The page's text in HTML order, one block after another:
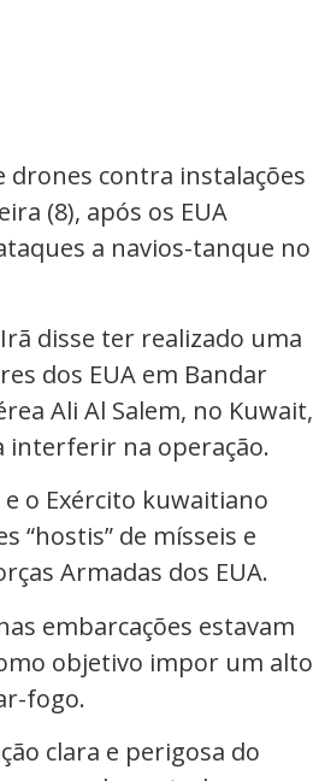
drones contra instalações
(8), após os EUA
a navios-tanque no
disse ter realizado uma
dos EUA em Bandar
Ali Al Salem, no Kuwait,
interferir na operação.
o Exército kuwaitiano
“hostis” de mísseis e
Armadas dos EUA.
embarcações estavam
objetivo impor um alto
fogo.
clara e perigosa do